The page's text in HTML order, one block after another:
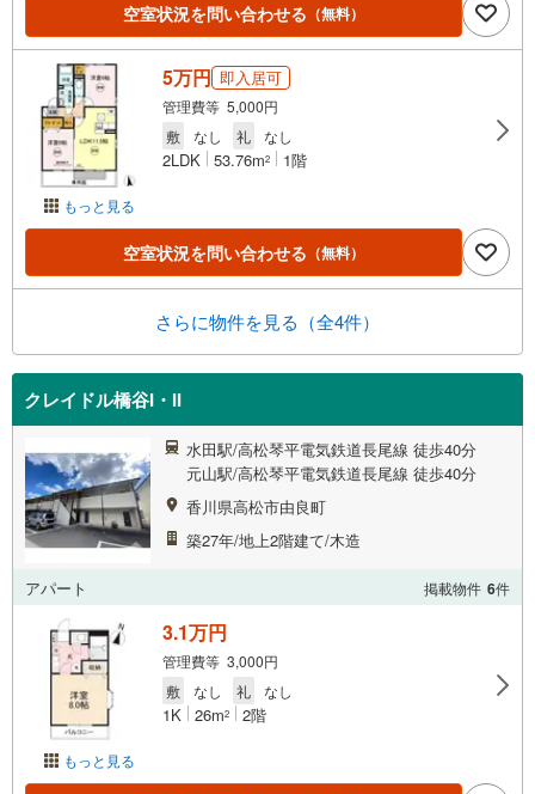
空室状況を問い合わせる （無料）
もっと見る
5万円 即入居可
管理費等 5,000円
敷
なし 礼 なし
2LDK 53.76m2 1階
空室状況を問い合わせる （無料）
さらに物件を見る（全4件）
クレイドル橋谷I・II
水田駅/高松琴平電気鉄道長尾線 徒歩40分
元山駅/高松琴平電気鉄道長尾線 徒歩40分
香川県高松市由良町
築27年/地上2階建て/木造
アパート 掲載物件 6件
もっと見る
3.1万円
管理費等 3,000円
敷
なし 礼 なし
1K 26m2 2階